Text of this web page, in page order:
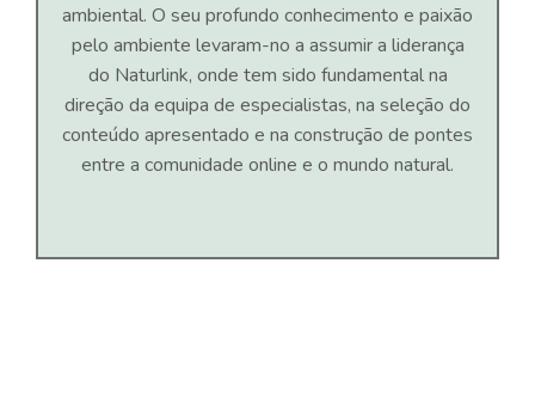
ambiental. O seu profundo conhecimento e paixão
pelo ambiente levaram-no a assumir a liderança
do Naturlink, onde tem sido fundamental na
direção da equipa de especialistas, na seleção do
conteúdo apresentado e na construção de pontes
entre a comunidade online e o mundo natural.